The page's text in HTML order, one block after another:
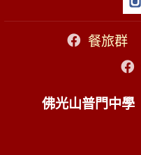
餐旅群
佛光山普門中學